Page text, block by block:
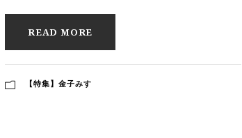
READ MORE
【特集】金子みすゞ